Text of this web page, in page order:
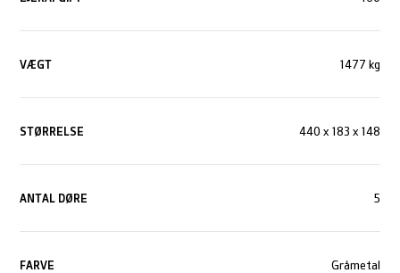
VÆGT 1477 kg
STØRRELSE 440 x 183 x 148
ANTAL DØRE 5
FARVE Gråmetal